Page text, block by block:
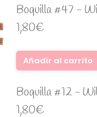
Boquilla #47 -
1,80€
Añadir al carrito
Boquilla #12 -
1,80€